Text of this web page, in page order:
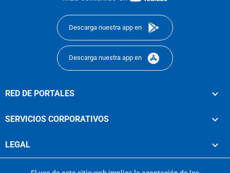
Descarga nuestra app en
Descarga nuestra app en
RED DE PORTALES
SERVICIOS CORPORATIVOS
LEGAL